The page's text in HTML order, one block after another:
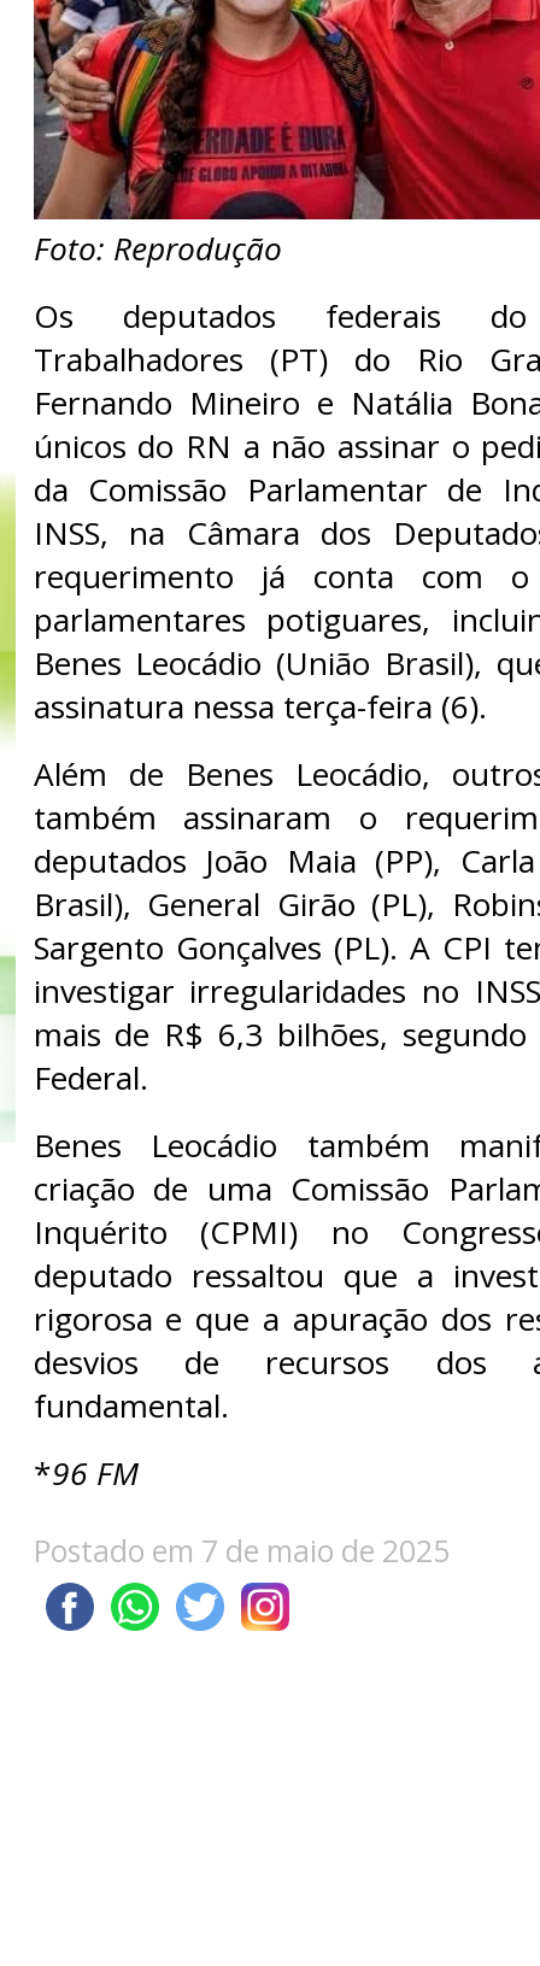
Foto: Reprodução
Os deputados federais
Trabalhadores (PT) do Rio
Fernando Mineiro e Natália
únicos do RN a não assinar o
da Comissão Parlamentar de
INSS, na Câmara dos
requerimento já conta com
parlamentares potiguares,
Benes Leocádio (União Brasil),
assinatura nessa terça-feira (6).
Além de Benes Leocádio,
também assinaram o
deputados João Maia (PP),
Brasil), General Girão (PL),
Sargento Gonçalves (PL). A CPI
investigar irregularidades no
mais de R$ 6,3 bilhões, segundo
Federal.
Benes Leocádio também
criação de uma Comissão
Inquérito (CPMI) no
deputado ressaltou que a
rigorosa e que a apuração dos
desvios de recursos dos
fundamental.
*96 FM
Postado em 7 de maio de 2025